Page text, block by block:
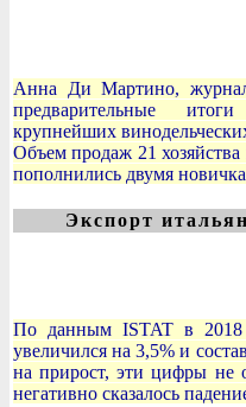
Анна Ди Мартино,
предварительные
крупнейших
Объем продаж 21
пополнились двумя
Экспорт
По данным ISTAT в 2018
увеличился на 3,5% и
на прирост, эти цифры не
негативно сказалось